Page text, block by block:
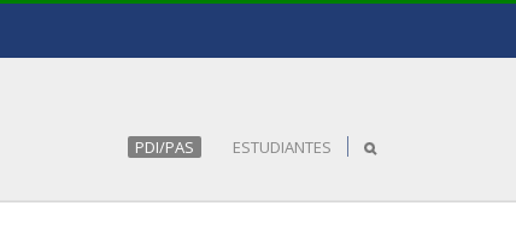
PDI/PAS ESTUDIANTES